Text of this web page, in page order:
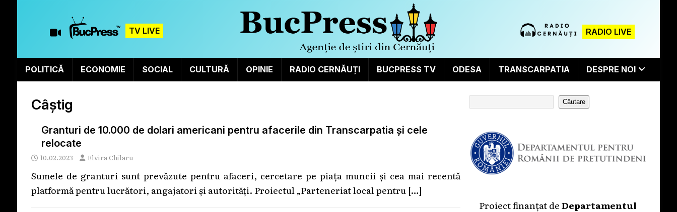
TV LIVE RADIO LIVE
POLITICĂ ECONOMIE SOCIAL CULTURĂ OPINIE RADIO CERNĂUȚI BUCPRESS TV ODESA TRANSCARPATIA DESPRE NOI
Câștig
Granturi de 10.000 de dolari americani pentru afacerile din Transcarpatia și cele
relocate
10.02.2023 Elvira Chilaru
Sumele de granturi sunt prevăzute pentru afaceri, cercetare pe piața muncii și cea mai recentă
platformă pentru lucrători, angajatori și autorități. Proiectul „Parteneriat local pentru […]
Căutare
Proiect finanțat deDepartamentul